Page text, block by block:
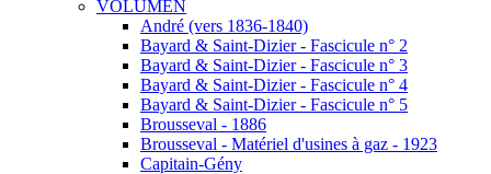
VOLUMEN
André (vers 1836-1840)
Bayard & Saint-Dizier - Fascicule n° 2
Bayard & Saint-Dizier - Fascicule n° 3
Bayard & Saint-Dizier - Fascicule n° 4
Bayard & Saint-Dizier - Fascicule n° 5
Brousseval - 1886
Brousseval - Matériel d'usines à gaz - 1923
Capitain-Gény